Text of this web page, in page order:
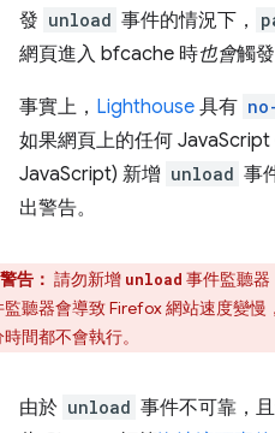
發 unload 事件的情況下，
網頁進入 bfcache 時也會觸發
事實上， Lighthouse 具有
如果網頁上的任何
JavaScript) 新增 unload 事
出警告。
警告： 請勿新增 unload 事件監聽器
監聽器會導致 Firefox 網站速度變
間都不會執行。
由於 unload 事件不可靠，